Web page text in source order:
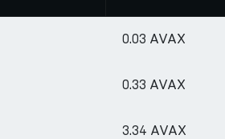
0.03 AVAX
0.33 AVAX
3.34 AVAX